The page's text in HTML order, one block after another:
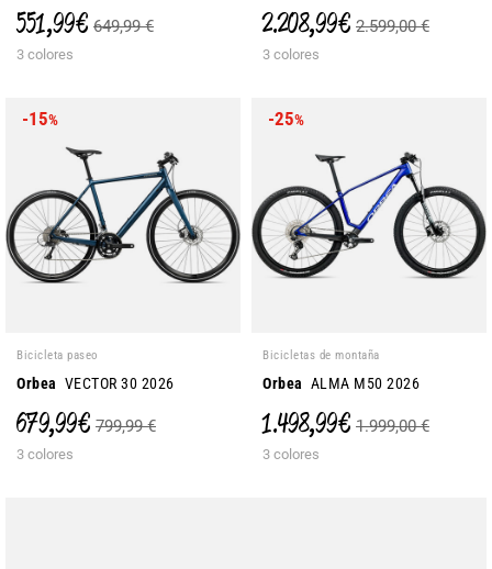
551,99 € 649,99 €
3 colores
2.208,99 € 2.599,00 €
3 colores
-15%
Bicicleta paseo
Orbea VECTOR 30 2026
679,99 € 799,99 €
3 colores
-25%
Bicicletas de montaña
Orbea ALMA M50 2026
1.498,99 € 1.999,00 €
3 colores